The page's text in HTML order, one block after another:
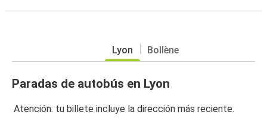
Lyon Bollène
Paradas de autobús en Lyon
Atención: tu billete incluye la dirección más reciente.